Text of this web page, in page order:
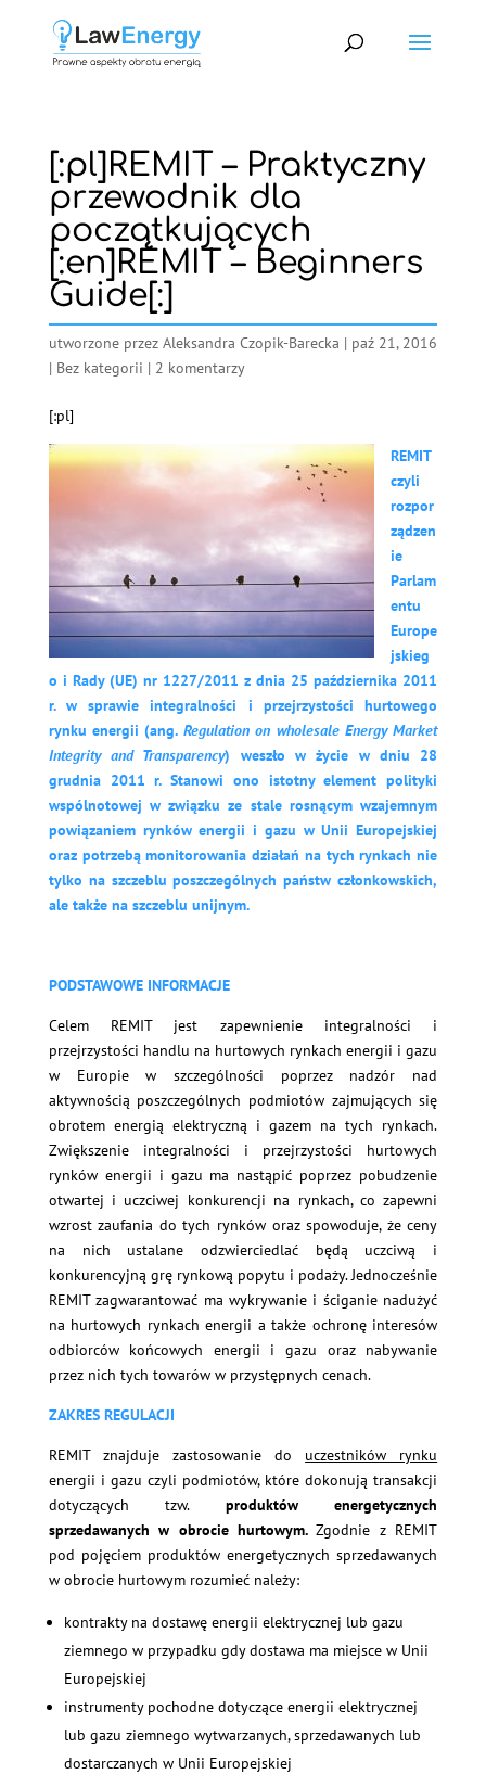
[:pl]REMIT – Praktyczny
przewodnik dla
początkujących
[:en]REMIT – Beginners
Guide[:]
utworzone przez Aleksandra Czopik-Barecka | paź 21, 2016
| Bez kategorii | 2 komentarzy
[:pl]
REMIT
czyli
rozpor
ządzen
ie
Parlam
entu
Europe
jskieg
o i Rady (UE) nr 1227/2011 z dnia 25 października 2011
r. w sprawie integralności i przejrzystości hurtowego
rynku energii (ang. Regulation on wholesale Energy Market
Integrity and Transparency) weszło w życie w dniu 28
grudnia 2011 r. Stanowi ono istotny element polityki
wspólnotowej w związku ze stale rosnącym wzajemnym
powiązaniem rynków energii i gazu w Unii Europejskiej
oraz potrzebą monitorowania działań na tych rynkach nie
tylko na szczeblu poszczególnych państw członkowskich,
ale także na szczeblu unijnym.
PODSTAWOWE INFORMACJE
Celem REMIT jest zapewnienie integralności i
przejrzystości handlu na hurtowych rynkach energii i gazu
w Europie w szczególności poprzez nadzór nad
aktywnością poszczególnych podmiotów zajmujących się
obrotem energią elektryczną i gazem na tych rynkach.
Zwiększenie integralności i przejrzystości hurtowych
rynków energii i gazu ma nastąpić poprzez pobudzenie
otwartej i uczciwej konkurencji na rynkach, co zapewni
wzrost zaufania do tych rynków oraz spowoduje, że ceny
na nich ustalane odzwierciedlać będą uczciwą i
konkurencyjną grę rynkową popytu i podaży. Jednocześnie
REMIT zagwarantować ma wykrywanie i ściganie nadużyć
na hurtowych rynkach energii a także ochronę interesów
odbiorców końcowych energii i gazu oraz nabywanie
przez nich tych towarów w przystępnych cenach.
ZAKRES REGULACJI
REMIT znajduje zastosowanie do uczestników rynku
energii i gazu czyli podmiotów, które dokonują transakcji
dotyczących tzw. produktów energetycznych
sprzedawanych w obrocie hurtowym.Zgodnie z REMIT
pod pojęciem produktów energetycznych sprzedawanych
w obrocie hurtowym rozumieć należy:
kontrakty na dostawę energii elektrycznej lub gazu
ziemnego w przypadku gdy dostawa ma miejsce w Unii
Europejskiej
instrumenty pochodne dotyczące energii elektrycznej
lub gazu ziemnego wytwarzanych, sprzedawanych lub
dostarczanych w Unii Europejskiej